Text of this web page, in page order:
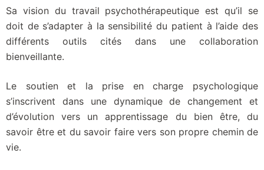
Sa vision du travail psychothérapeutique est qu’il se
doit de s’adapter à la sensibilité du patient à l’aide des
différents outils cités dans une collaboration
bienveillante.
Le soutien et la prise en charge psychologique
s’inscrivent dans une dynamique de changement et
d’évolution vers un apprentissage du bien être, du
savoir être et du savoir faire vers son propre chemin de
vie.